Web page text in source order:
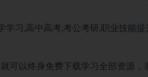
学习,高中高考,考公考研,职业技能
可以终身免费下载学习全部资源，